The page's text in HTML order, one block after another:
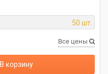
50 шт.
Все цены
В корзину